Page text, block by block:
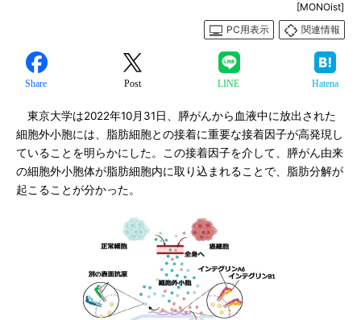
[MONOist]
PC用表示
関連情報
Share Post LINE Hatena
東京大学は2022年10月31日、膵がんから血液中に放出された
細胞外小胞には、脂肪細胞との接着に重要な接着因子が高発現し
ていることを明らかにした。この接着因子を介して、膵がん由来
の細胞外小胞体が脂肪細胞内に取り込まれることで、脂肪分解が
起こることが分かった。